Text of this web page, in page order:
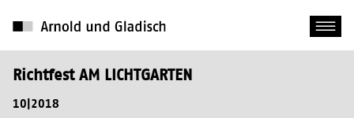
Richtfest AM LICHTGARTEN
10|2018